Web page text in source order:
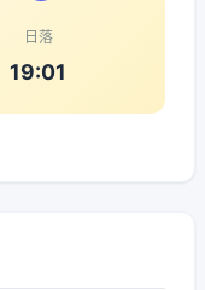
日落
19:01